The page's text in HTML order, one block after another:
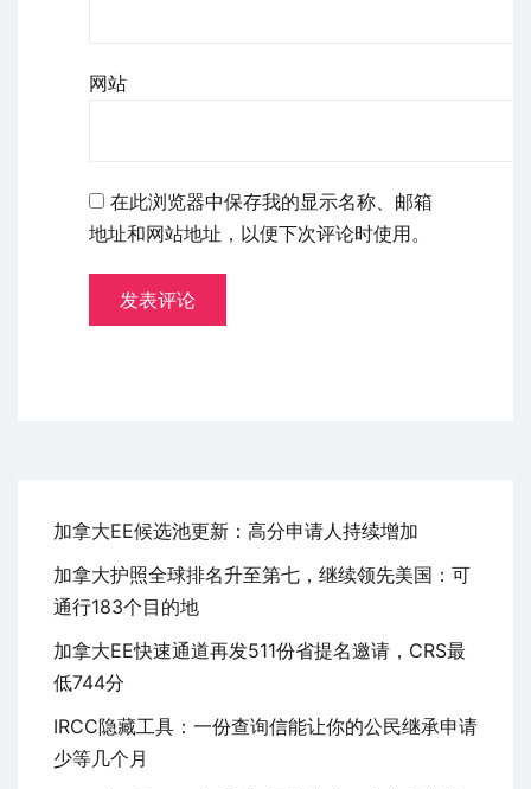
网站
在此浏览器中保存我的显示名称、邮箱
地址和网站地址，以便下次评论时使用。
加拿大EE候选池更新：高分申请人持续增加
加拿大护照全球排名升至第七，继续领先美国：可
通行183个目的地
加拿大EE快速通道再发511份省提名邀请，CRS最
低744分
IRCC隐藏工具：一份查询信能让你的公民继承申请
少等几个月